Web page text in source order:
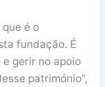
é o
fundação. É
gerir no apoio
património”,